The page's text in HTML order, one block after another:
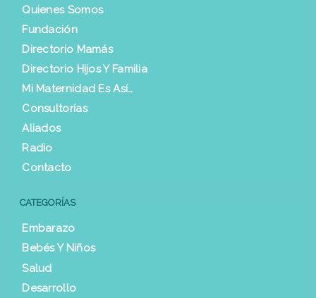
Quienes Somos
Fundación
Directorio Mamás
Directorio Hijos Y Familia
Mi Maternidad Es Así…
Consultorías
Aliados
Radio
Contacto
CATEGORÍAS
Embarazo
Bebés Y Niños
Salud
Desarrollo